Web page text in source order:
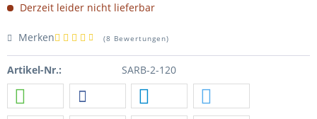
Derzeit leider nicht lieferbar
Merken (8 Bewertungen)
Artikel-Nr.: SARB-2-120